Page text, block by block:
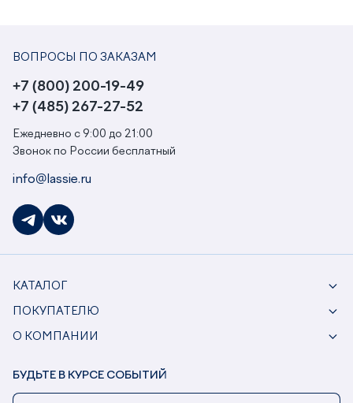
ВОПРОСЫ ПО ЗАКАЗАМ
+7 (800) 200-19-49
+7 (485) 267-27-52
Ежедневно с 9:00 до 21:00
Звонок по России бесплатный
info@lassie.ru
КАТАЛОГ
ПОКУПАТЕЛЮ
О КОМПАНИИ
БУДЬТЕ В КУРСЕ СОБЫТИЙ